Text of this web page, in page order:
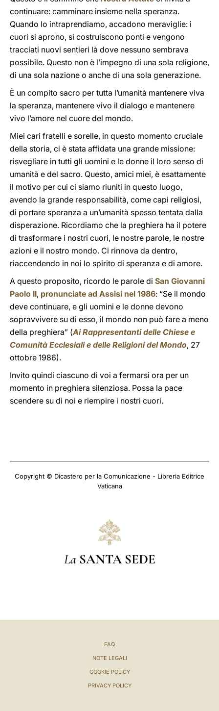
continuare: camminare insieme nella speranza.
Quando lo intraprendiamo, accadono meraviglie: i
cuori si aprono, si costruiscono ponti e vengono
tracciati nuovi sentieri là dove nessuno sembrava
possibile. Questo non è l’impegno di una sola religione,
di una sola nazione o anche di una sola generazione.
È un compito sacro per tutta l’umanità mantenere viva
la speranza, mantenere vivo il dialogo e mantenere
vivo l’amore nel cuore del mondo.
Miei cari fratelli e sorelle, in questo momento cruciale
della storia, ci è stata affidata una grande missione:
risvegliare in tutti gli uomini e le donne il loro senso di
umanità e del sacro. Questo, amici miei, è esattamente
il motivo per cui ci siamo riuniti in questo luogo,
avendo la grande responsabilità, come capi religiosi,
di portare speranza a un’umanità spesso tentata dalla
disperazione. Ricordiamo che la preghiera ha il potere
di trasformare i nostri cuori, le nostre parole, le nostre
azioni e il nostro mondo. Ci rinnova da dentro,
riaccendendo in noi lo spirito di speranza e di amore.
A questo proposito, ricordo le parole di San Giovanni
Paolo II, pronunciate ad Assisi nel 1986: “Se il mondo
deve continuare, e gli uomini e le donne devono
sopravvivere su di esso, il mondo non può fare a meno
della preghiera” (Ai Rappresentanti delle Chiese e
Comunità Ecclesiali e delle Religioni del Mondo, 27
ottobre 1986).
Invito quindi ciascuno di voi a fermarsi ora per un
momento in preghiera silenziosa. Possa la pace
scendere su di noi e riempire i nostri cuori.
Copyright © Dicastero per la Comunicazione - Libreria Editrice
Vaticana
La SANTA SEDE
FAQ
NOTE LEGALI
COOKIE POLICY
PRIVACY POLICY